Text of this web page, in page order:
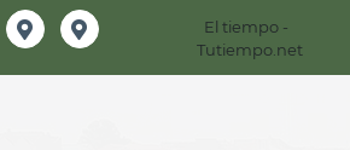
El tiempo -
Tutiempo.net